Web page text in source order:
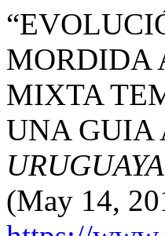
MORDIDA
MIXTA
UNA GUIA
(May 14,